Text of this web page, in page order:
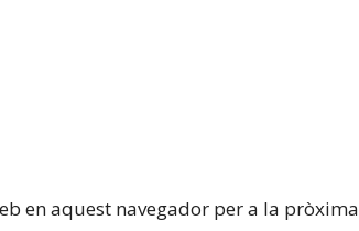
en aquest navegador per a la pròxima